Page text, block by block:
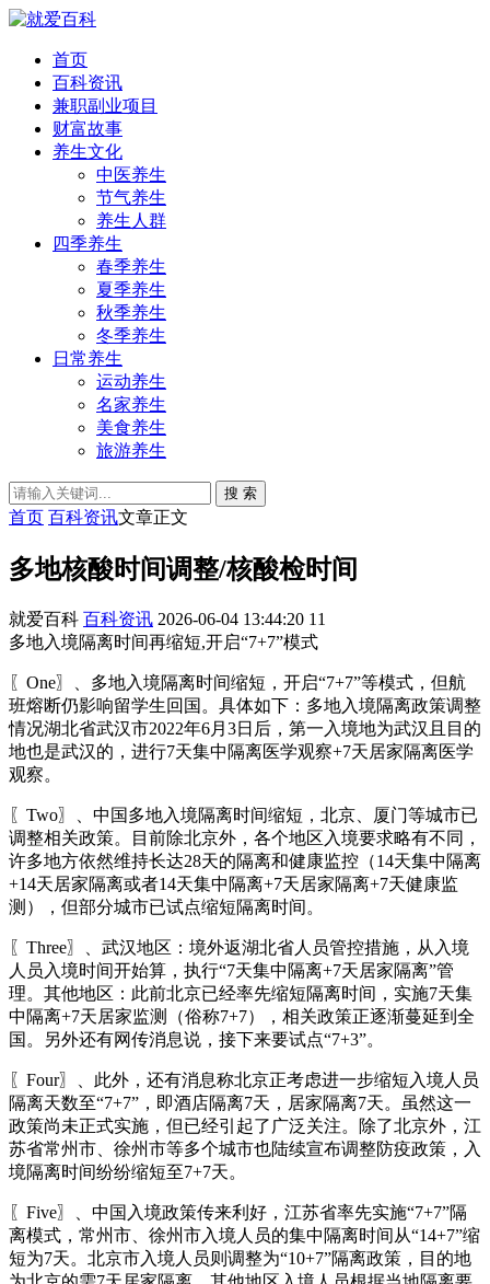
首页
百科资讯
兼职副业项目
财富故事
养生文化
中医养生
节气养生
养生人群
四季养生
春季养生
夏季养生
秋季养生
冬季养生
日常养生
运动养生
名家养生
美食养生
旅游养生
搜 索
首页 百科资讯文章正文
多地核酸时间调整/核酸检时间
就爱百科 百科资讯 2026-06-04 13:44:20 11
多地入境隔离时间再缩短,开启“7+7”模式
〖One〗、多地入境隔离时间缩短，开启“7+7”等模式，但航
班熔断仍影响留学生回国。具体如下：多地入境隔离政策调整
情况湖北省武汉市2022年6月3日后，第一入境地为武汉且目的
地也是武汉的，进行7天集中隔离医学观察+7天居家隔离医学
观察。
〖Two〗、中国多地入境隔离时间缩短，北京、厦门等城市已
调整相关政策。目前除北京外，各个地区入境要求略有不同，
许多地方依然维持长达28天的隔离和健康监控（14天集中隔离
+14天居家隔离或者14天集中隔离+7天居家隔离+7天健康监
测），但部分城市已试点缩短隔离时间。
〖Three〗、武汉地区：境外返湖北省人员管控措施，从入境
人员入境时间开始算，执行“7天集中隔离+7天居家隔离”管
理。其他地区：此前北京已经率先缩短隔离时间，实施7天集
中隔离+7天居家监测（俗称7+7），相关政策正逐渐蔓延到全
国。另外还有网传消息说，接下来要试点“7+3”。
〖Four〗、此外，还有消息称北京正考虑进一步缩短入境人员
隔离天数至“7+7”，即酒店隔离7天，居家隔离7天。虽然这一
政策尚未正式实施，但已经引起了广泛关注。除了北京外，江
苏省常州市、徐州市等多个城市也陆续宣布调整防疫政策，入
境隔离时间纷纷缩短至7+7天。
〖Five〗、中国入境政策传来利好，江苏省率先实施“7+7”隔
离模式，常州市、徐州市入境人员的集中隔离时间从“14+7”缩
短为7天。北京市入境人员则调整为“10+7”隔离政策，目的地